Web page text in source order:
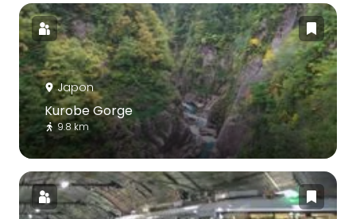
Japon
Kurobe Gorge
9.8 km